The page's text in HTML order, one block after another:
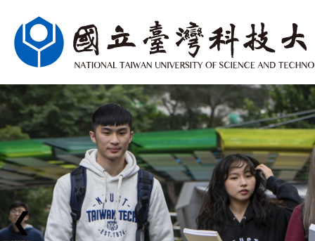
❮